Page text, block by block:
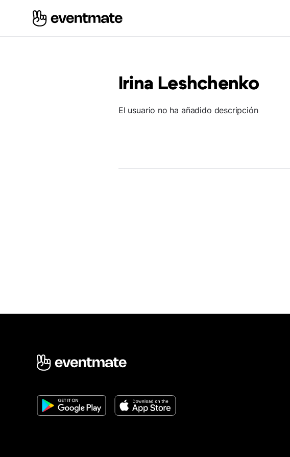
Irina Leshchenko
El usuario no ha añadido descripción